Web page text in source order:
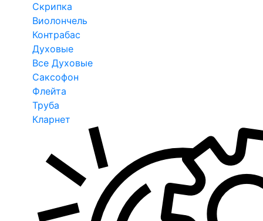
Скрипка
Виолончель
Контрабас
Духовые
Все Духовые
Саксофон
Флейта
Труба
Кларнет